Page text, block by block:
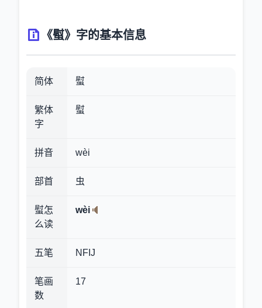
《螱》字的基本信息
简体 螱
繁体
字
螱
拼音 wèi
部首 虫
螱怎
么读
wèi
五笔 NFIJ
笔画
数
17